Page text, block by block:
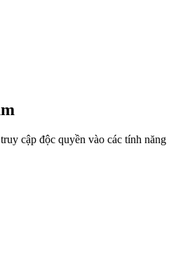
cập độc quyền vào các tính năng